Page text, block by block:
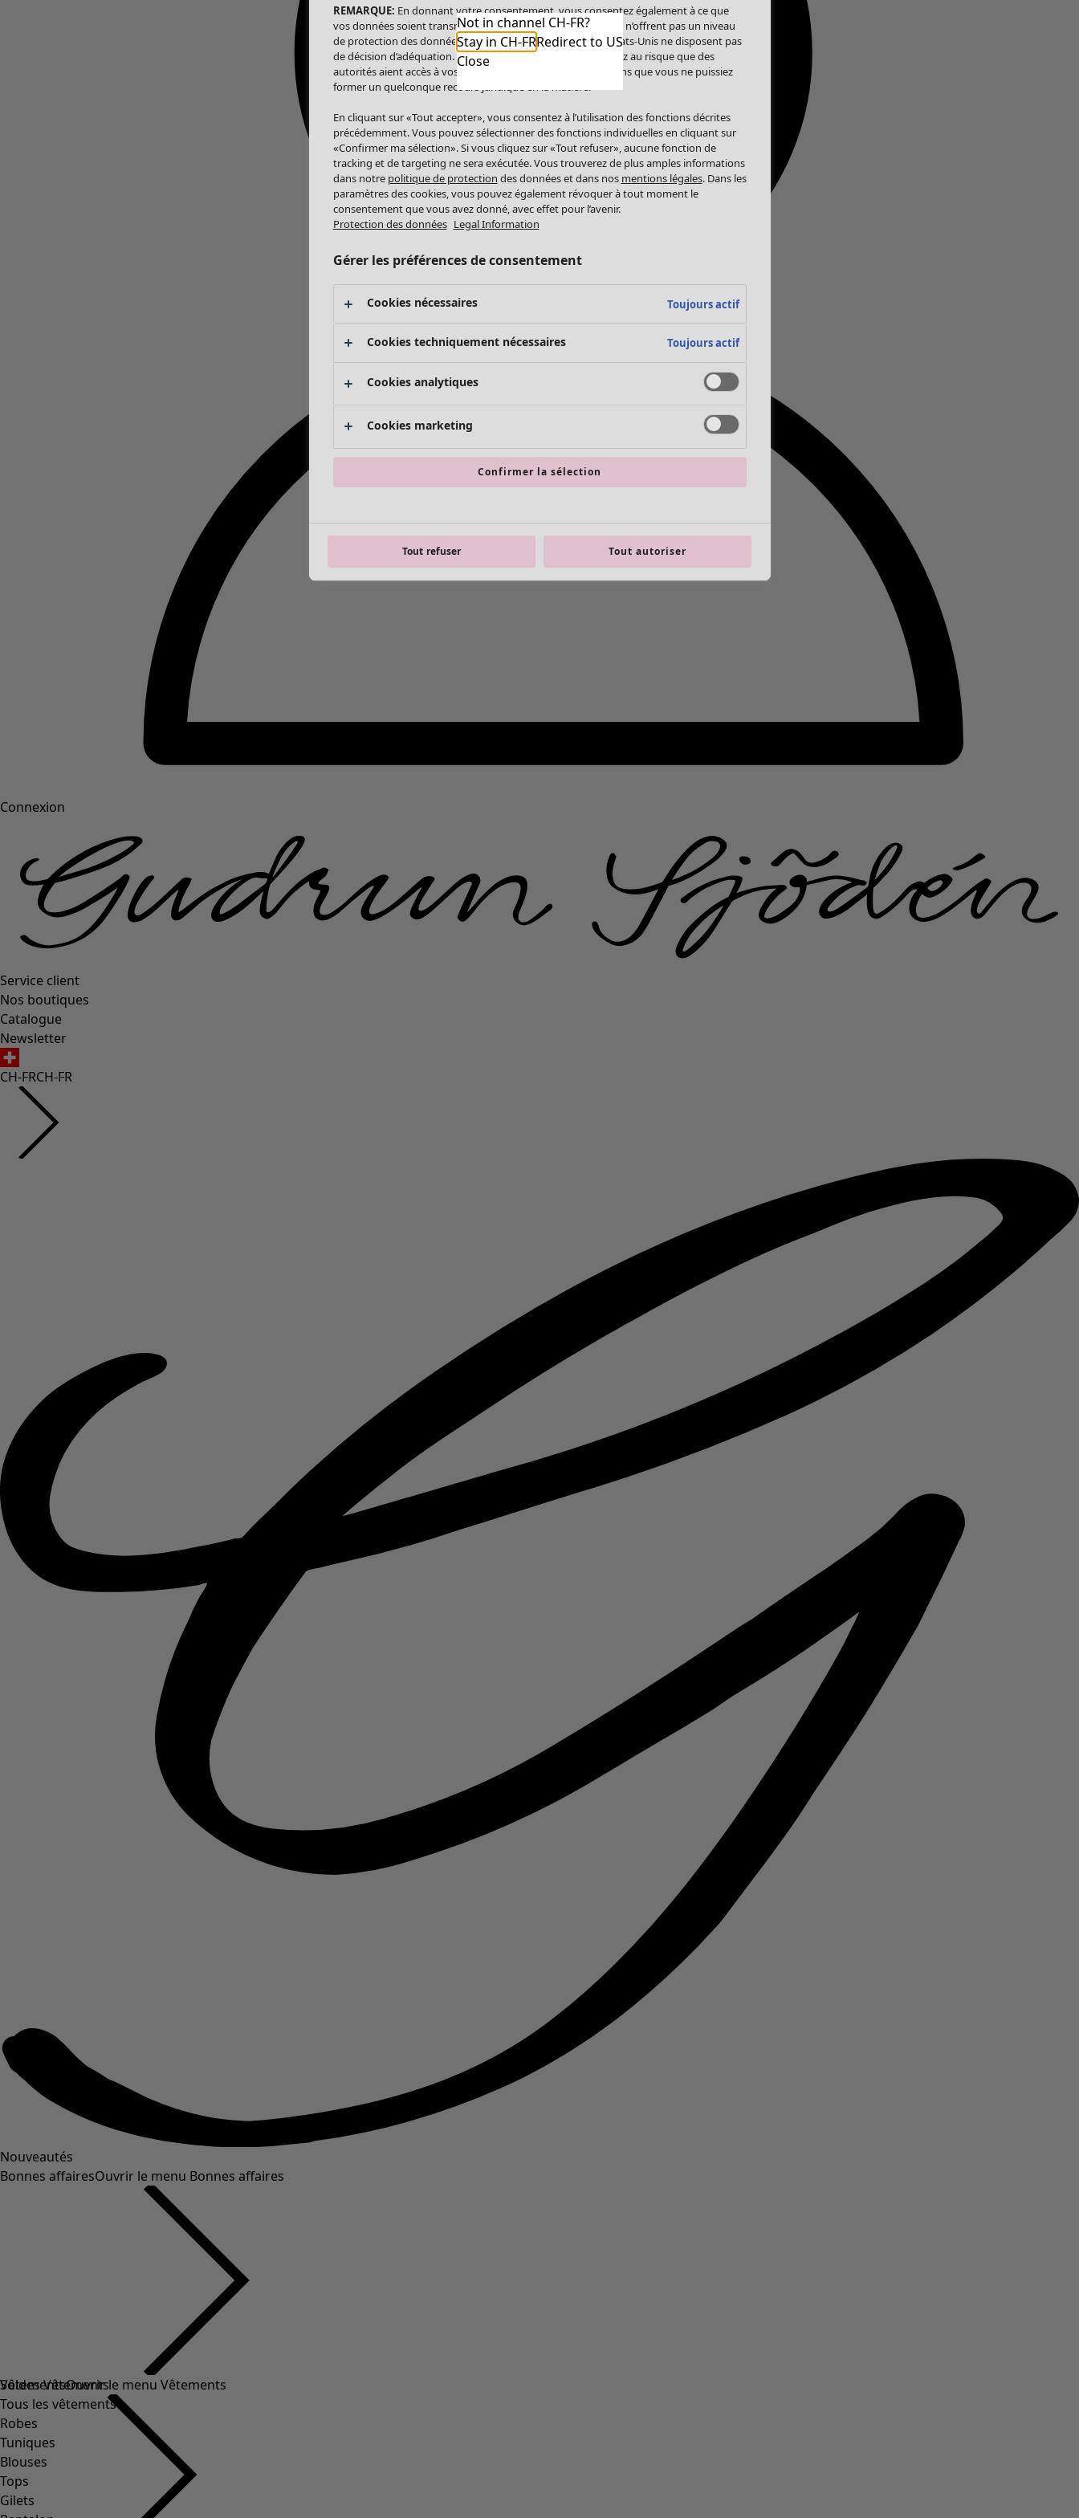
Connexion
Service client
Nos boutiques
Catalogue
Newsletter
CH-FRCH-FR
Nouveautés
Bonnes affairesOuvrir le menu Bonnes affaires
Soldes Vêtements
Tous les vêtements
Robes
Tuniques
Blouses
Tops
Gilets
VêtementsOuvrir le menu Vêtements
Not in channel CH-FR?
Stay in CH-FRRedirect to US
Close
REMARQUE: En donnant votre consentement, vous consentez également à ce que
vos données soient transmises aux États-Unis. Les États-Unis n’offrent pas un niveau
de protection des données comparable à celui de l’UE. Les États-Unis ne disposent pas
de décision d’adéquation. Par conséquent, vous vous exposez au risque que des
autorités aient accès à vos données à caractère personnel sans que vous ne puissiez
former un quelconque recours juridique en la matière.
En cliquant sur «Tout accepter», vous consentez à l’utilisation des fonctions décrites
précédemment. Vous pouvez sélectionner des fonctions individuelles en cliquant sur
«Confirmer ma sélection». Si vous cliquez sur «Tout refuser», aucune fonction de
tracking et de targeting ne sera exécutée. Vous trouverez de plus amples informations
dans notre politique de protection des données et dans nos mentions légales. Dans les
paramètres des cookies, vous pouvez également révoquer à tout moment le
consentement que vous avez donné, avec effet pour l’avenir.
Protection des données Legal Information
Gérer les préférences de consentement
Cookies nécessaires Toujours actif
Cookies techniquement nécessaires Toujours actif
Cookies analytiques
Cookies marketing
Confirmer la sélection
Tout refuser Tout autoriser